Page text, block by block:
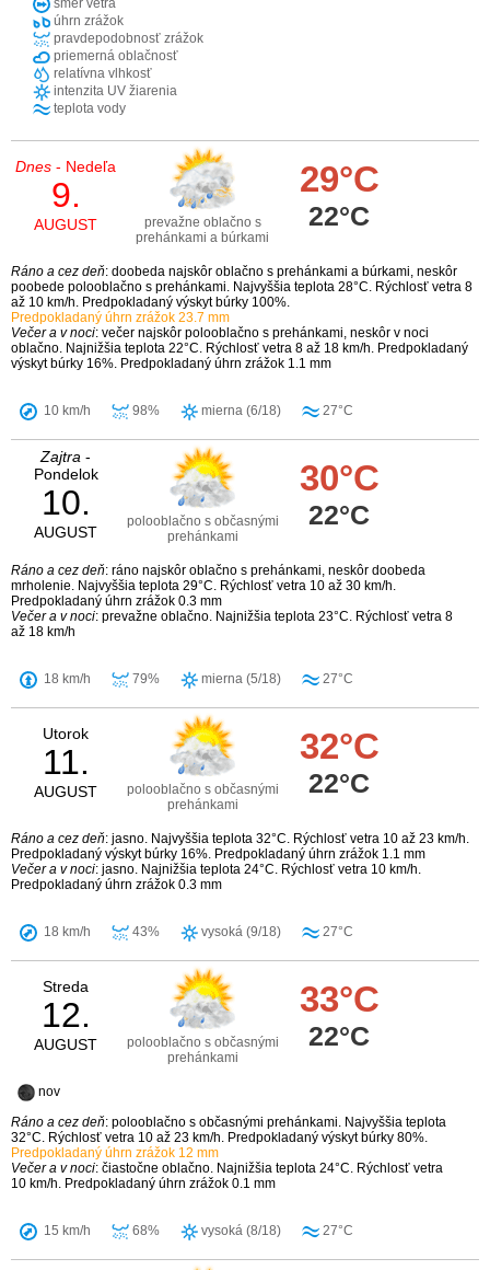
smer vetra
úhrn zrážok
pravdepodobnosť zrážok
priemerná oblačnosť
relatívna vlhkosť
intenzita UV žiarenia
teplota vody
Dnes - Nedeľa
9.
AUGUST
prevažne oblačno s
prehánkami a búrkami
29°C
22°C
Ráno a cez deň: doobeda najskôr oblačno s prehánkami a búrkami, neskôr
poobede polooblačno s prehánkami. Najvyššia teplota 28°C. Rýchlosť vetra 8
až 10 km/h. Predpokladaný výskyt búrky 100%.
Predpokladaný úhrn zrážok 23.7 mm
Večer a v noci: večer najskôr polooblačno s prehánkami, neskôr v noci
oblačno. Najnižšia teplota 22°C. Rýchlosť vetra 8 až 18 km/h. Predpokladaný
výskyt búrky 16%. Predpokladaný úhrn zrážok 1.1 mm
10 km/h 98% mierna (6/18) 27°C
Zajtra -
Pondelok
10.
AUGUST
polooblačno s občasnými
prehánkami
30°C
22°C
Ráno a cez deň: ráno najskôr oblačno s prehánkami, neskôr doobeda
mrholenie. Najvyššia teplota 29°C. Rýchlosť vetra 10 až 30 km/h.
Predpokladaný úhrn zrážok 0.3 mm
Večer a v noci: prevažne oblačno. Najnižšia teplota 23°C. Rýchlosť vetra 8
až 18 km/h
18 km/h 79% mierna (5/18) 27°C
Utorok
11.
AUGUST
polooblačno s občasnými
prehánkami
32°C
22°C
Ráno a cez deň: jasno. Najvyššia teplota 32°C. Rýchlosť vetra 10 až 23 km/h.
Predpokladaný výskyt búrky 16%. Predpokladaný úhrn zrážok 1.1 mm
Večer a v noci: jasno. Najnižšia teplota 24°C. Rýchlosť vetra 10 km/h.
Predpokladaný úhrn zrážok 0.3 mm
18 km/h 43% vysoká (9/18) 27°C
Streda
12.
AUGUST
polooblačno s občasnými
prehánkami
33°C
22°C
nov
Ráno a cez deň: polooblačno s občasnými prehánkami. Najvyššia teplota
32°C. Rýchlosť vetra 10 až 23 km/h. Predpokladaný výskyt búrky 80%.
Predpokladaný úhrn zrážok 12 mm
Večer a v noci: čiastočne oblačno. Najnižšia teplota 24°C. Rýchlosť vetra
10 km/h. Predpokladaný úhrn zrážok 0.1 mm
15 km/h 68% vysoká (8/18) 27°C